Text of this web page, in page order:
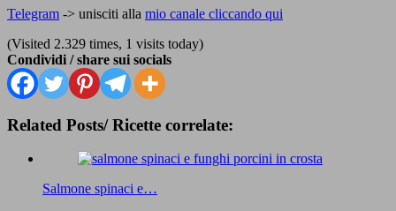
Telegram -> unisciti alla mio canale cliccando qui
(Visited 2.329 times, 1 visits today)
Condividi / share sui socials
Related Posts/ Ricette correlate:
Salmone spinaci e…